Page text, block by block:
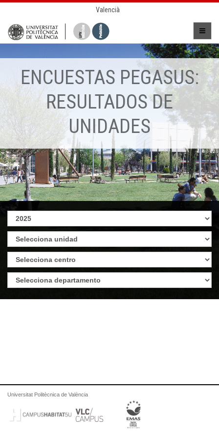
Valencià
ENCUESTAS PEGASUS:
RESULTADOS DE
UNIDADES
Universitat Politècnica de València